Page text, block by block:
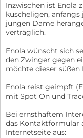
Inzwischen ist Enola
kuscheligen,
jungen Dame
verträglich.
Enola wünscht sich
den Zwinger gegen
möchte dieser süßen
Enola reist geimpft
mit Spot On und
Bei ernsthaftem
das Kontaktformular
Internetseite aus: